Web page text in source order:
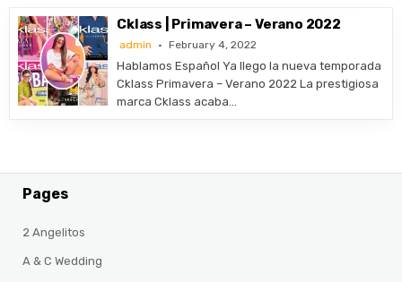
Cklass | Primavera – Verano 2022
admin February 4, 2022
Hablamos Español Ya llego la nueva temporada
Cklass Primavera – Verano 2022 La prestigiosa
marca Cklass acaba…
Pages
2 Angelitos
A & C Wedding